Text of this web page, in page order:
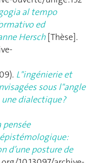
al tempo
ed
Hersch[Thèse].
L"ingénierie et
sous l"angle
dialectique ?
pensée
d’une posture de